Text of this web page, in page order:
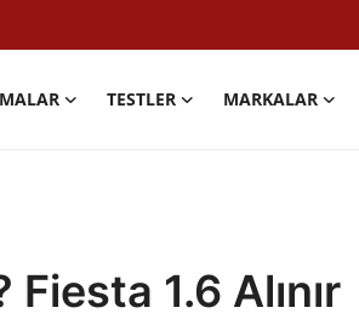
TESTLER MARKALAR
Fiesta 1.6 Alınır